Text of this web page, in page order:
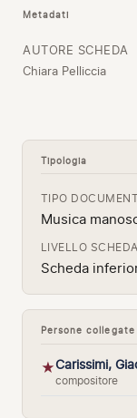
Metadati
AUTORE SCHEDA
Chiara Pelliccia
Tipologia
TIPO
Musica
LIVELLO SCHEDA
Scheda
Persone collegate
★Carissimi,
compositore